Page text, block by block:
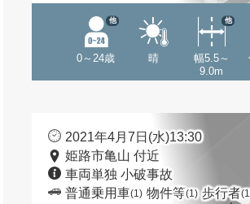
0～24歳
他
晴
幅5.5～
9.0m
他
2021年4月7日(水)13:30
姫路市亀山 付近
車両単独 小破事故
普通乗用車(1) 物件等(1) 歩行者